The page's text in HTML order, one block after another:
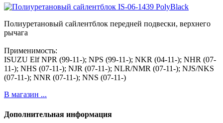
Полиуретановый сайлентблок передней подвески, верхнего
рычага
Применимость:
ISUZU Elf NPR (99-11-); NPS (99-11-); NKR (04-11-); NHR (07-
11-); NHS (07-11-); NJR (07-11-); NLR/NMR (07-11-); NJS/NKS
(07-11-); NNR (07-11-); NNS (07-11-)
В магазин ...
Дополнительная информация